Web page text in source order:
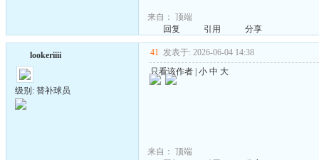
来自： 顶端
回复
引用 分享
lookeriiii
级别: 替补球员
41 发表于: 2026-06-04 14:38
只看该作者 小 中 大
来自： 顶端